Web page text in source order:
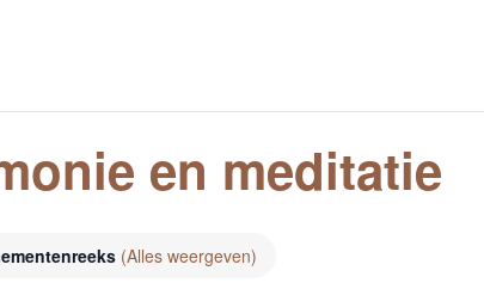
en meditatie
(Alles weergeven)